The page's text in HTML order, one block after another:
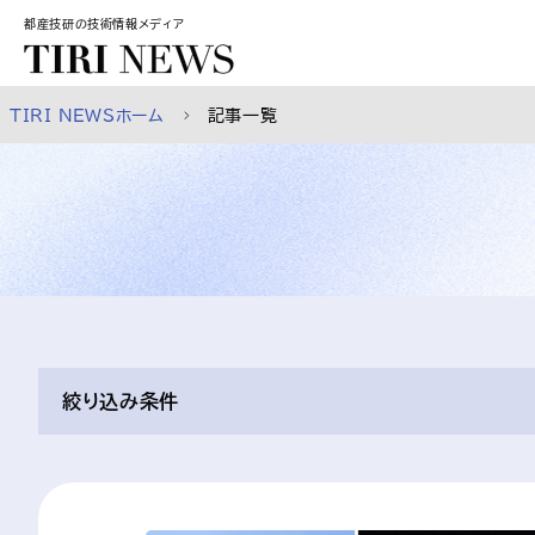
スキップして本文へ
都産技研の技術情報メディア
TIRI NEWSホーム 記事一覧
絞り込み条件